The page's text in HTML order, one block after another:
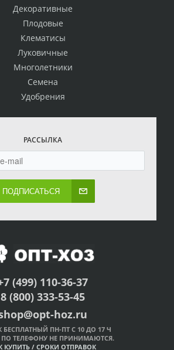
Декоративные
Плодовые
Клематисы
Луковичные
Многолетники
Семена
Удобрения
РАССЫЛКА
ПОДПИСАТЬСЯ
(499) 110-36-37
8 (800) 333-53-45
hoz.ru
БЕСПЛАТНЫЙ ПН-ПТ С 10 ДО 17 Ч
ТЕЛЕФОНУ НЕ ПРИНИМАЮТСЯ.
КУПИТЬ / СРОКИ ОТПРАВОК